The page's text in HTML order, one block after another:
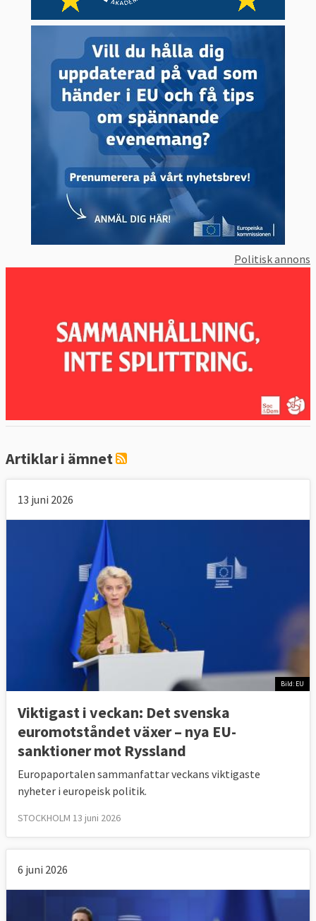
Politisk annons
Artiklar i ämnet
13 juni 2026
Bild: EU
Viktigast i veckan: Det svenska
euromotståndet växer – nya EU-
sanktioner mot Ryssland
Europaportalen sammanfattar veckans viktigaste
nyheter i europeisk politik.
STOCKHOLM 13 juni 2026
6 juni 2026